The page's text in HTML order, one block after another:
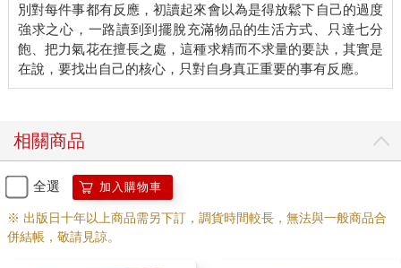
別對每件事都有反應，初讀起來會以為是得放鬆下自己的過度
強求之心，一路讀到到擺脫充滿物品的生活方式、只達七分
飽、把力氣花在擅長之處，這種求精而不求量的要訣，其實是
相關商品
全選 加入購物車
※ 出版日十年以上商品需另下訂，調貨時間較長，無法與一般商品合
併結帳，敬請見諒。